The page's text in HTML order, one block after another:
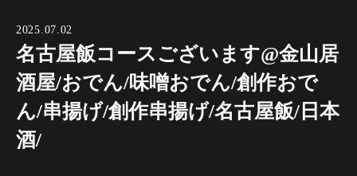
2025.07.02
名古屋飯コースございます@金山居
酒屋/おでん/味噌おでん/創作おで
ん/串揚げ/創作串揚げ/名古屋飯/日本
酒/